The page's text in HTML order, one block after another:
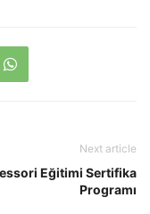
Next article
Eğitimi Sertifika
Programı